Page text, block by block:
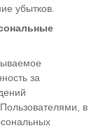
убытков.
за
в